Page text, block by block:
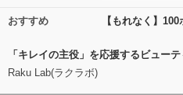
おすすめ 【もれなく】
「キレイの主役」を応援するビュー
Raku Lab(ラクラボ)